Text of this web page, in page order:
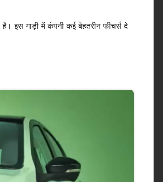
इस गाड़ी में कंपनी कई बेहतरीन फीचर्स दे